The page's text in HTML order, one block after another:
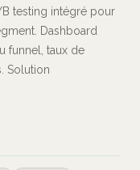
testing intégré pour
Dashboard
funnel, taux de
Solution